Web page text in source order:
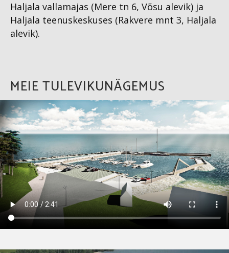
Haljala vallamajas (Mere tn 6, Võsu alevik) ja
Haljala teenuskeskuses (Rakvere mnt 3, Haljala
alevik).
MEIE TULEVIKUNÄGEMUS